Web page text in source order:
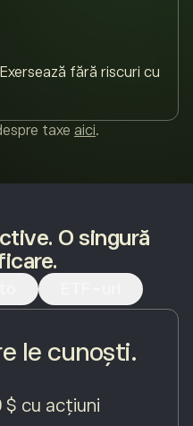
fără riscuri cu
taxe aici.
O singură
le cunoști.
$ cu acțiuni